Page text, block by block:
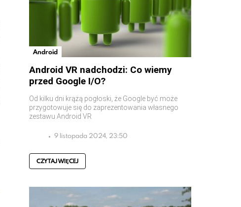
Android
Android VR nadchodzi: Co wiemy
przed Google I/O?
Od kilku dni krążą pogłoski, że Google być może
przygotowuje się do zaprezentowania własnego
zestawu Android VR
9 listopada 2024, 23:50
CZYTAJ WIĘCEJ